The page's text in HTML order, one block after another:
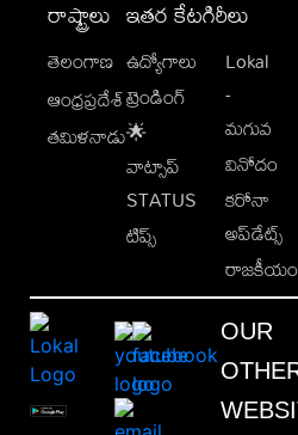
రాష్ట్రాలు
తెలంగాణ
ఆంధ్రప్రదేశ్
తమిళనాడు
ఇతర కేటగిరీలు
ఉద్యోగాలు
ట్రెండింగ్
🌟
వాట్సాప్
STATUS
టిప్స్
Lokal
-
మగువ
వినోదం
కరోనా
అప్‌డేట్స్
రాజకీయం
OUR